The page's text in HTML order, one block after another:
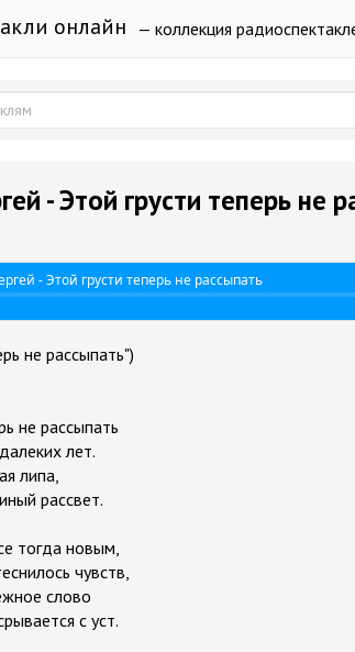
онлайн — коллекция
- Этой грусти теперь не
- Этой грусти теперь не рассыпать
не рассыпать")
не рассыпать
лет.
липа,
рассвет.
тогда новым,
чувств,
слово
с уст.